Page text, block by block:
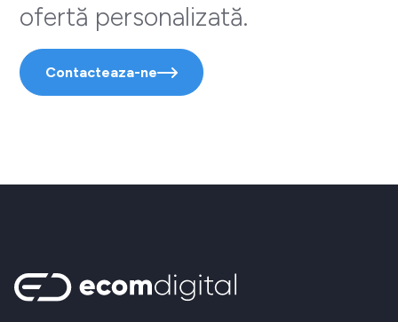
ofertă personalizată.
Contacteaza-ne